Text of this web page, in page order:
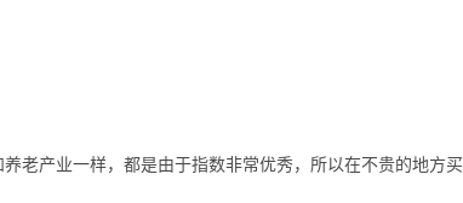
老产业一样，都是由于指数非常优秀，所以在不贵的地方买